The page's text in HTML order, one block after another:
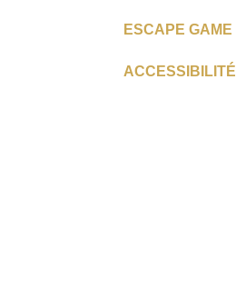
ESCAPE GAME
ACCESSIBILITÉ